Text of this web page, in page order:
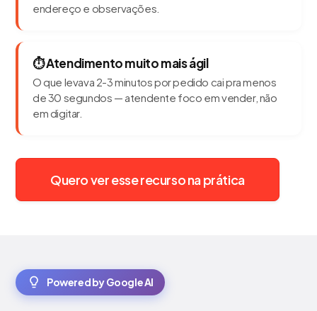
endereço e observações.
⏱️ Atendimento muito mais ágil
O que levava 2-3 minutos por pedido cai pra menos
de 30 segundos — atendente foco em vender, não
em digitar.
Quero ver esse recurso na prática
Powered by Google AI